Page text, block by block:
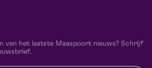
van het laatste Maaspoort nieuws? Schrijf